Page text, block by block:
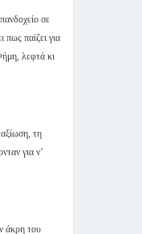
σε
παίζει για
λεφτά κι
τη
για ν’
άκρη του